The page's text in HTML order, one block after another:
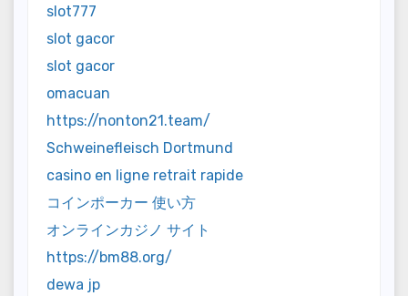
slot777
slot gacor
slot gacor
omacuan
https://nonton21.team/
Schweinefleisch Dortmund
casino en ligne retrait rapide
コインポーカー 使い方
オンラインカジノ サイト
https://bm88.org/
dewa jp